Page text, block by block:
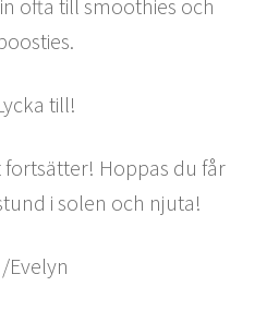
ofta till smoothies och
till!
fortsätter! Hoppas du får
i solen och njuta!
/Evelyn